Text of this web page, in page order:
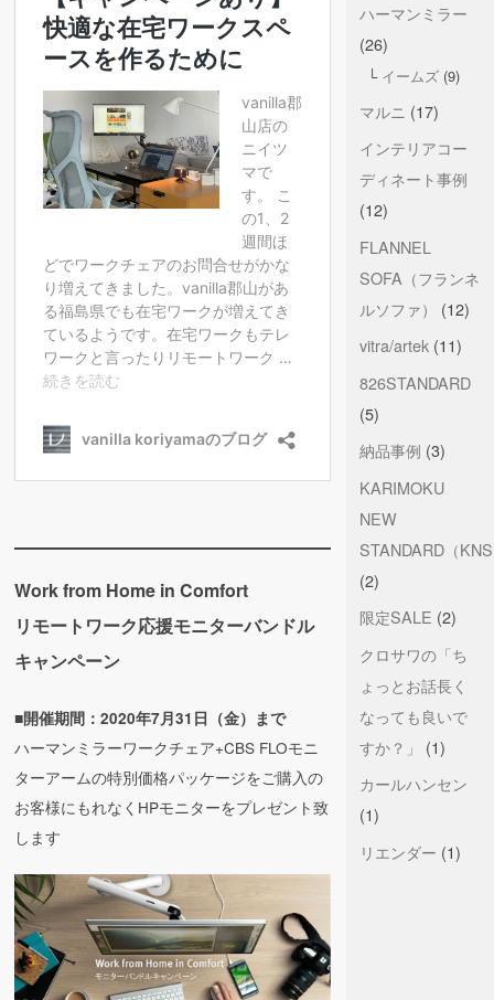
Work from Home in Comfort
リモートワーク応援モニターバンドル
キャンペーン
■開催期間：2020年7月31日（金）まで
ハーマンミラーワークチェア+CBS FLOモニ
ターアームの特別価格パッケージをご購入の
お客様にもれなくHPモニターをプレゼント致
します
ハーマンミラー
(26)
イームズ(9)
マルニ (17)
インテリアコー
ディネート事例
(12)
FLANNEL
SOFA（フランネ
ルソファ）
(12)
vitra/artek(11)
826STANDARD
(5)
納品事例 (3)
KARIMOKU
NEW
STANDARD（
(2)
限定SALE (2)
クロサワの「ち
ょっとお話長く
なっても良いで
すか？」
(1)
カールハンセン
(1)
リエンダー (1)